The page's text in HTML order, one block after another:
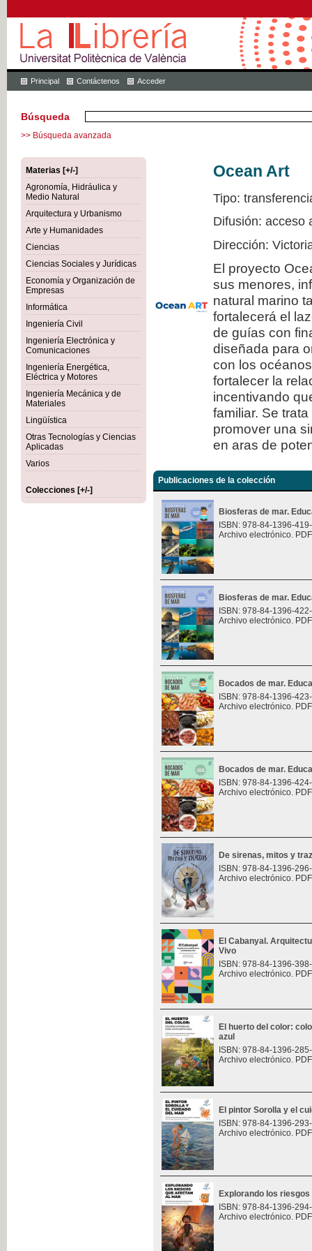
Principal Contáctenos Acceder
Búsqueda
>> Búsqueda avanzada
Materias [+/-]
Agronomía, Hidráulica y
Medio Natural
Arquitectura y Urbanismo
Arte y Humanidades
Ciencias
Ciencias Sociales y Jurídicas
Economía y Organización de
Empresas
Informática
Ingeniería Civil
Ingeniería Electrónica y
Comunicaciones
Ingeniería Energética,
Eléctrica y Motores
Ingeniería Mecánica y de
Materiales
Lingüística
Otras Tecnologías y Ciencias
Aplicadas
Varios
Colecciones [+/-]
Ocean Art
Tipo:
Difusión: acceso
Dirección:
El proyecto
sus menores,
natural marino
fortalecerá el
de guías con
diseñada para
con los
fortalecer la
incentivando
familiar. Se
promover una
en aras de
Publicaciones de la colección
Biosferas de mar.
ISBN: 978-84-1396-
Archivo electrónico.
Biosferas de mar.
ISBN: 978-84-1396-
Archivo electrónico.
Bocados de mar.
ISBN: 978-84-1396-
Archivo electrónico.
Bocados de mar.
ISBN: 978-84-1396-
Archivo electrónico.
De sirenas, mitos y
ISBN: 978-84-1396-
Archivo electrónico.
El Cabanyal.
Vivo
ISBN: 978-84-1396-
Archivo electrónico.
El huerto del color:
azul
ISBN: 978-84-1396-
Archivo electrónico.
El pintor Sorolla y el
ISBN: 978-84-1396-
Archivo electrónico.
Explorando los
ISBN: 978-84-1396-
Archivo electrónico.